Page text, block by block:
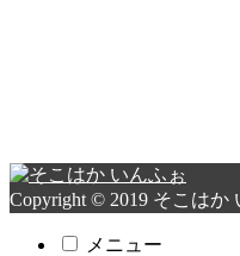
Copyright © 2019 そこはか
メニュー